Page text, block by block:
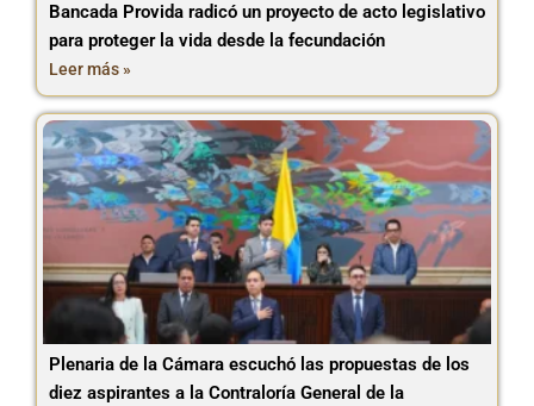
Bancada Provida radicó un proyecto de acto legislativo
para proteger la vida desde la fecundación
Leer más »
Plenaria de la Cámara escuchó las propuestas de los
diez aspirantes a la Contraloría General de la